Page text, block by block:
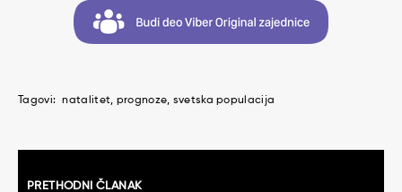
Tagovi: natalitet prognoze svetska populacija
PRETHODNI ČLANAK